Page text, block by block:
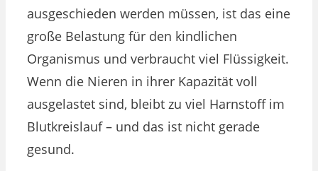
ausgeschieden werden müssen, ist das eine
große Belastung für den kindlichen
Organismus und verbraucht viel Flüssigkeit.
Wenn die Nieren in ihrer Kapazität voll
ausgelastet sind, bleibt zu viel Harnstoff im
Blutkreislauf – und das ist nicht gerade
gesund.